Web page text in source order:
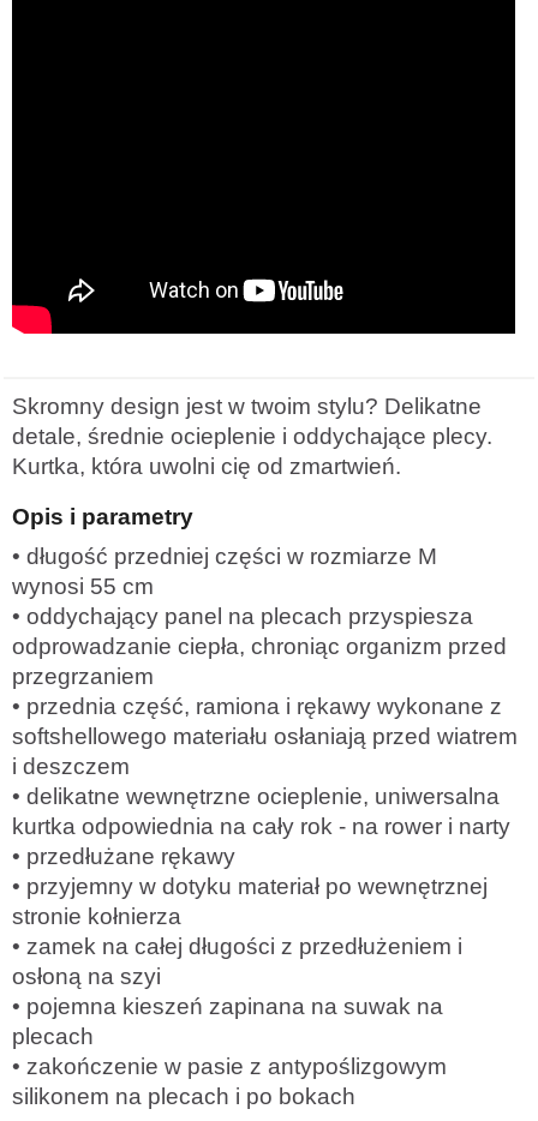
Skromny design jest w twoim stylu? Delikatne
detale, średnie ocieplenie i oddychające plecy.
Kurtka, która uwolni cię od zmartwień.
Opis i parametry
• długość przedniej części w rozmiarze M
wynosi 55 cm
• oddychający panel na plecach przyspiesza
odprowadzanie ciepła, chroniąc organizm przed
przegrzaniem
• przednia część, ramiona i rękawy wykonane z
softshellowego materiału osłaniają przed wiatrem
i deszczem
• delikatne wewnętrzne ocieplenie, uniwersalna
kurtka odpowiednia na cały rok - na rower i narty
• przedłużane rękawy
• przyjemny w dotyku materiał po wewnętrznej
stronie kołnierza
• zamek na całej długości z przedłużeniem i
osłoną na szyi
• pojemna kieszeń zapinana na suwak na
plecach
• zakończenie w pasie z antypoślizgowym
silikonem na plecach i po bokach